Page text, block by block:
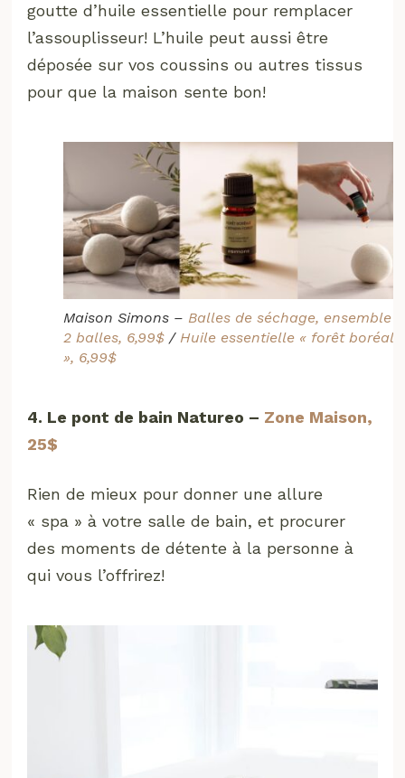
goutte d’huile essentielle pour remplacer
l’assouplisseur! L’huile peut aussi être
déposée sur vos coussins ou autres tissus
pour que la maison sente bon!
Maison Simons – Balles de séchage, ensemble
2 balles, 6,99$ / Huile essentielle « forêt boréale
», 6,99$
4. Le pont de bain Natureo – Zone Maison,
25$
Rien de mieux pour donner une allure
« spa » à votre salle de bain, et procurer
des moments de détente à la personne à
qui vous l’offrirez!